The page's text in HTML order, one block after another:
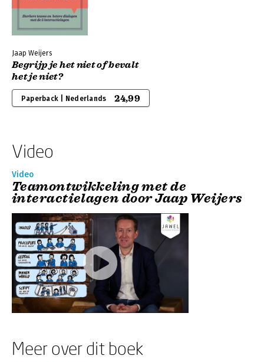
Jaap Weijers
Begrijp je het niet of bevalt
het je niet?
Paperback | Nederlands 24,99
Video
Video
Teamontwikkeling met de
interactielagen door Jaap Weijers
Meer over dit boek